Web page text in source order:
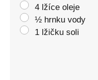
4 lžíce oleje
½ hrnku vody
1 lžičku soli